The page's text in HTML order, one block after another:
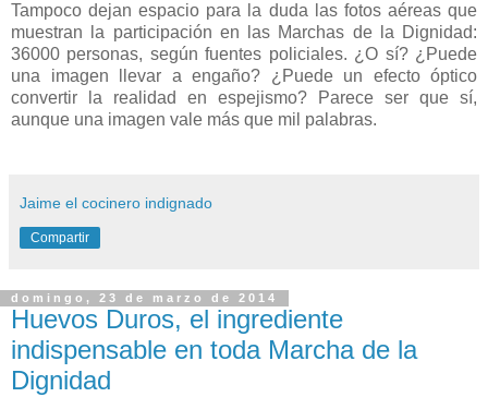
Tampoco dejan espacio para la duda las fotos aéreas que
muestran la participación en las Marchas de la Dignidad:
36000 personas, según fuentes policiales. ¿O sí? ¿Puede
una imagen llevar a engaño? ¿Puede un efecto óptico
convertir la realidad en espejismo? Parece ser que sí,
aunque una imagen vale más que mil palabras.
Jaime el cocinero indignado
Compartir
domingo, 23 de marzo de 2014
Huevos Duros, el ingrediente
indispensable en toda Marcha de la
Dignidad